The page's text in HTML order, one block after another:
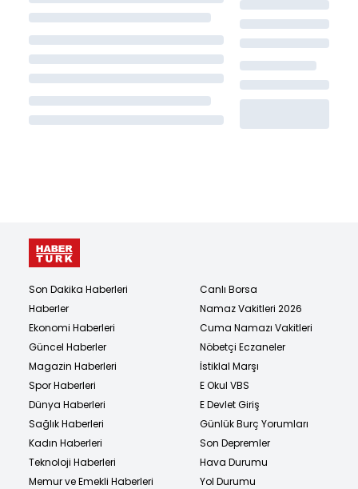
Son Dakika Haberleri
Haberler
Ekonomi Haberleri
Güncel Haberler
Magazin Haberleri
Spor Haberleri
Dünya Haberleri
Sağlık Haberleri
Kadın Haberleri
Teknoloji Haberleri
Memur ve Emekli Haberleri
Canlı Borsa
Namaz Vakitleri 2026
Cuma Namazı Vakitleri
Nöbetçi Eczaneler
İstiklal Marşı
E Okul VBS
E Devlet Giriş
Günlük Burç Yorumları
Son Depremler
Hava Durumu
Yol Durumu